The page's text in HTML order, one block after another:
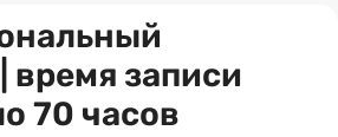
время записи
70 часов